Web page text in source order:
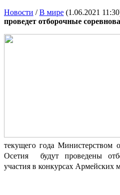
Новости /В мире (1.06.2021
проведет отборочные
текущего года
Осетия будут проведены
участия в конкурсах Армейских